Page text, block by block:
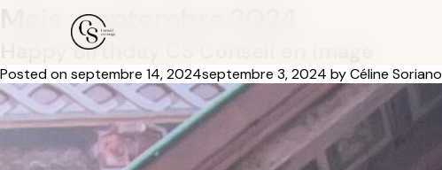
Mois :septembre 2024
Happy Birthday CS Conseil en Image
Posted onseptembre 14, 2024septembre 3, 2024 byCéline Soriano